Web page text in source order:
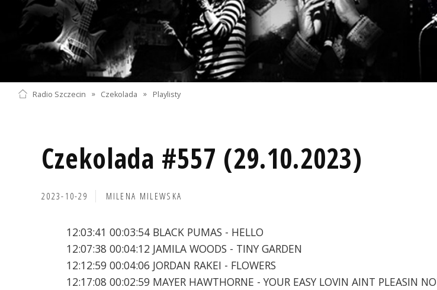
Radio Szczecin » Czekolada » Playlisty
Czekolada #557 (29.10.2023)
2023-10-29 MILENA MILEWSKA
12:03:41 00:03:54 BLACK PUMAS - HELLO
12:07:38 00:04:12 JAMILA WOODS - TINY GARDEN
12:12:59 00:04:06 JORDAN RAKEI - FLOWERS
12:17:08 00:02:59 MAYER HAWTHORNE - YOUR EASY LOVIN AINT PLEASIN